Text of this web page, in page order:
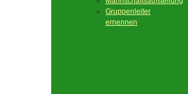
Gruppenleiter
ernennen